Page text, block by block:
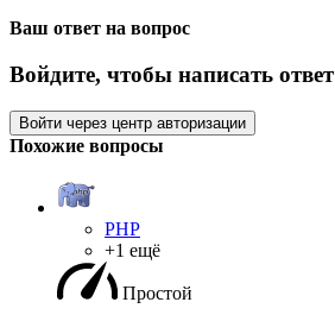
Ваш ответ на вопрос
Войдите, чтобы написать ответ
Войти через центр авторизации
Похожие вопросы
PHP
+1 ещё
Простой